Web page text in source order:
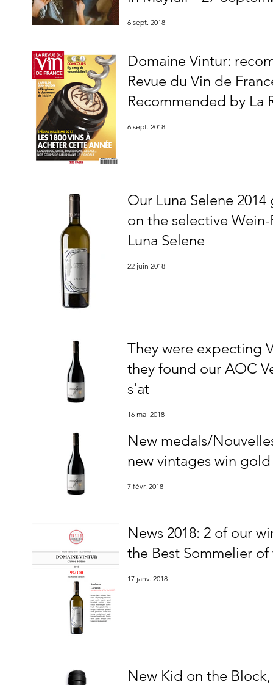
6 sept. 2018
Domaine Vintur:
Revue du Vin de
Recommended by La
France
6 sept. 2018
Our Luna Selene
on the selective Wein-
Luna Selene
22 juin 2018
They were expecting
they found our AOC
s'at
16 mai 2018
New medals/
new vintages win
7 févr. 2018
News 2018: 2 of our
the Best Sommelier
17 janv. 2018
New Kid on the